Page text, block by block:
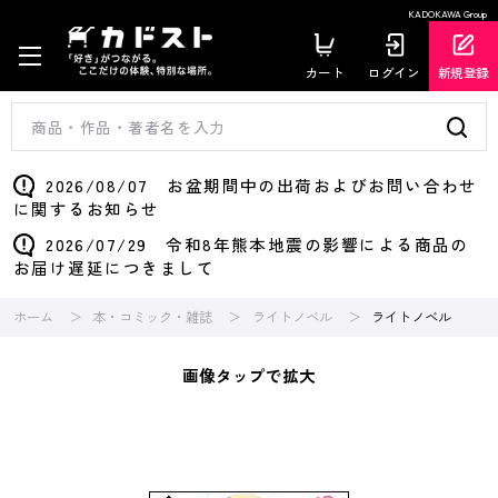
KADOKAWA Group
カート ログイン 新規登録
2026/08/07 お盆期間中の出荷およびお問い合わせ
に関するお知らせ
2026/07/29 令和8年熊本地震の影響による商品の
お届け遅延につきまして
ホーム 本・コミック・雑誌 ライトノベル ライトノベル
画像タップで拡大